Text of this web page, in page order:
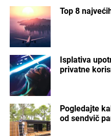
Top 8
Isplativa
privatne
Pogledajte
od sendvič